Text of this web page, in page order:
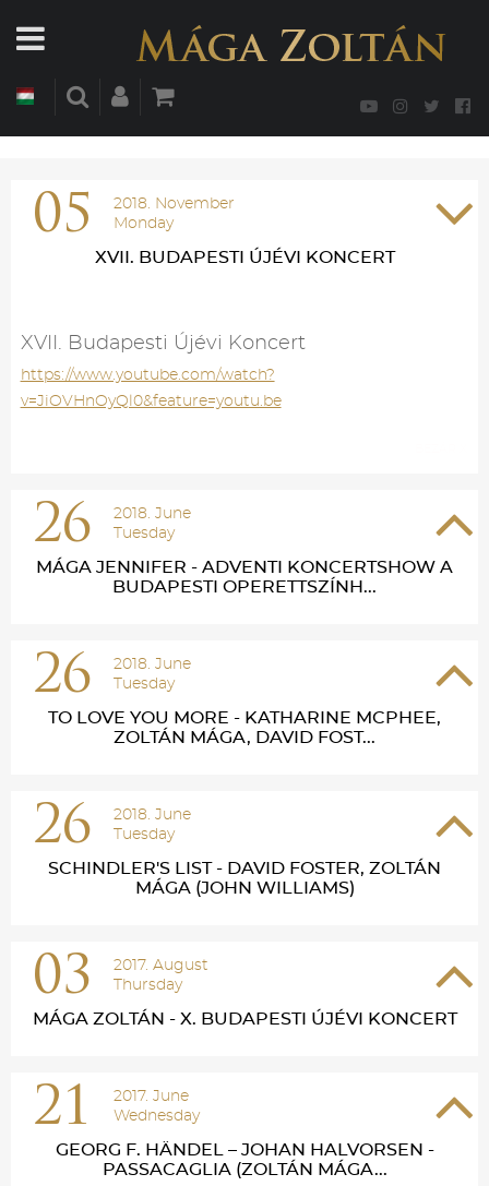
05
2018. November
Monday
XVII. BUDAPESTI ÚJÉVI KONCERT
XVII. Budapesti Újévi Koncert
https://www.youtube.com/watch?
v=JiOVHnOyQl0&feature=youtu.be
26
2018. June
Tuesday
MÁGA JENNIFER - ADVENTI KONCERTSHOW A
BUDAPESTI OPERETTSZÍNH...
26
2018. June
Tuesday
TO LOVE YOU MORE - KATHARINE MCPHEE,
ZOLTÁN MÁGA, DAVID FOST...
26
2018. June
Tuesday
SCHINDLER'S LIST - DAVID FOSTER, ZOLTÁN
MÁGA (JOHN WILLIAMS)
03
2017. August
Thursday
MÁGA ZOLTÁN - X. BUDAPESTI ÚJÉVI KONCERT
21
2017. June
Wednesday
GEORG F. HÄNDEL – JOHAN HALVORSEN -
PASSACAGLIA (ZOLTÁN MÁGA...